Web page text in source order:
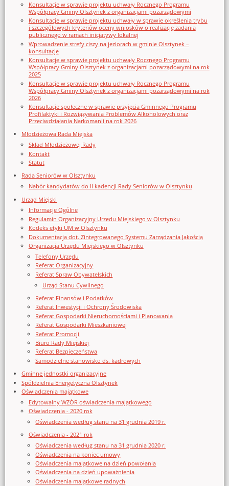
Konsultacje w sprawie projektu uchwały Rocznego Programu
Współpracy Gminy Olsztynek z organizacjami pozarządowymi
Konsultacje w sprawie projektu uchwały w sprawie określenia trybu
i szczegółowych kryteriów oceny wniosków o realizację zadania
publicznego w ramach inicjatywy lokalnej
Wprowadzenie strefy ciszy na jeziorach w gminie Olsztynek –
konsultacje
Konsultacje w sprawie projektu uchwały Rocznego Programu
Współpracy Gminy Olsztynek z organizacjami pozarządowymi na rok
2025
Konsultacje w sprawie projektu uchwały Rocznego Programu
Współpracy Gminy Olsztynek z organizacjami pozarządowymi na rok
2026
Konsultacje społeczne w sprawie przyjęcia Gminnego Programu
Profilaktyki i Rozwiązywania Problemów Alkoholowych oraz
Przeciwdziałania Narkomanii na rok 2026
Młodzieżowa Rada Miejska
Skład Młodzieżowej Rady
Kontakt
Statut
Rada Seniorów w Olsztynku
Nabór kandydatów do II kadencji Rady Seniorów w Olsztynku
Urząd Miejski
Informacje Ogólne
Regulamin Organizacyjny Urzedu Miejskiego w Olsztynku
Kodeks etyki UM w Olsztynku
Dokumentacja dot. Zintegrowanego Systemu Zarządzania Jakością
Organizacja Urzędu Miejskiego w Olsztynku
Telefony Urzędu
Referat Organizacyjny
Referat Spraw Obywatelskich
Urząd Stanu Cywilnego
Referat Finansów i Podatków
Referat Inwestycji i Ochrony Środowiska
Referat Gospodarki Nieruchomościami i Planowania
Referat Gospodarki Mieszkaniowej
Referat Promocji
Biuro Rady Miejskiej
Referat Bezpieczeństwa
Samodzielne stanowisko ds. kadrowych
Gminne jednostki organizacyjne
Spółdzielnia Energetyczna Olsztynek
Oświadczenia majątkowe
Edytowalny WZÓR oświadczenia majątkowego
Oświadczenia - 2020 rok
Oświadczenia według stanu na 31 grudnia 2019 r.
Oświadczenia - 2021 rok
Oświadczenia według stanu na 31 grudnia 2020 r.
Oświadczenia na koniec umowy
Oświadczenia majątkowe na dzień powołania
Oświadczenia na dzień upoważnienia
Oświadczenia majątkowe radnych